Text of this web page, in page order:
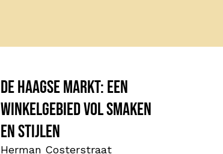
De Haagse Markt: een
winkelgebied vol smaken
en stijlen
Herman Costerstraat